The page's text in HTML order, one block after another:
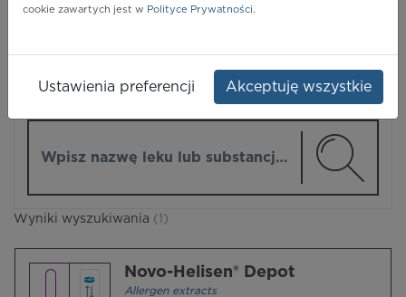
Wyniki wyszukiwania (1)
Novo-Helisen® Depot
Allergen extracts
cookie zawartych jest w Polityce Prywatności.
Ustawienia preferencji Akceptuję wszystkie